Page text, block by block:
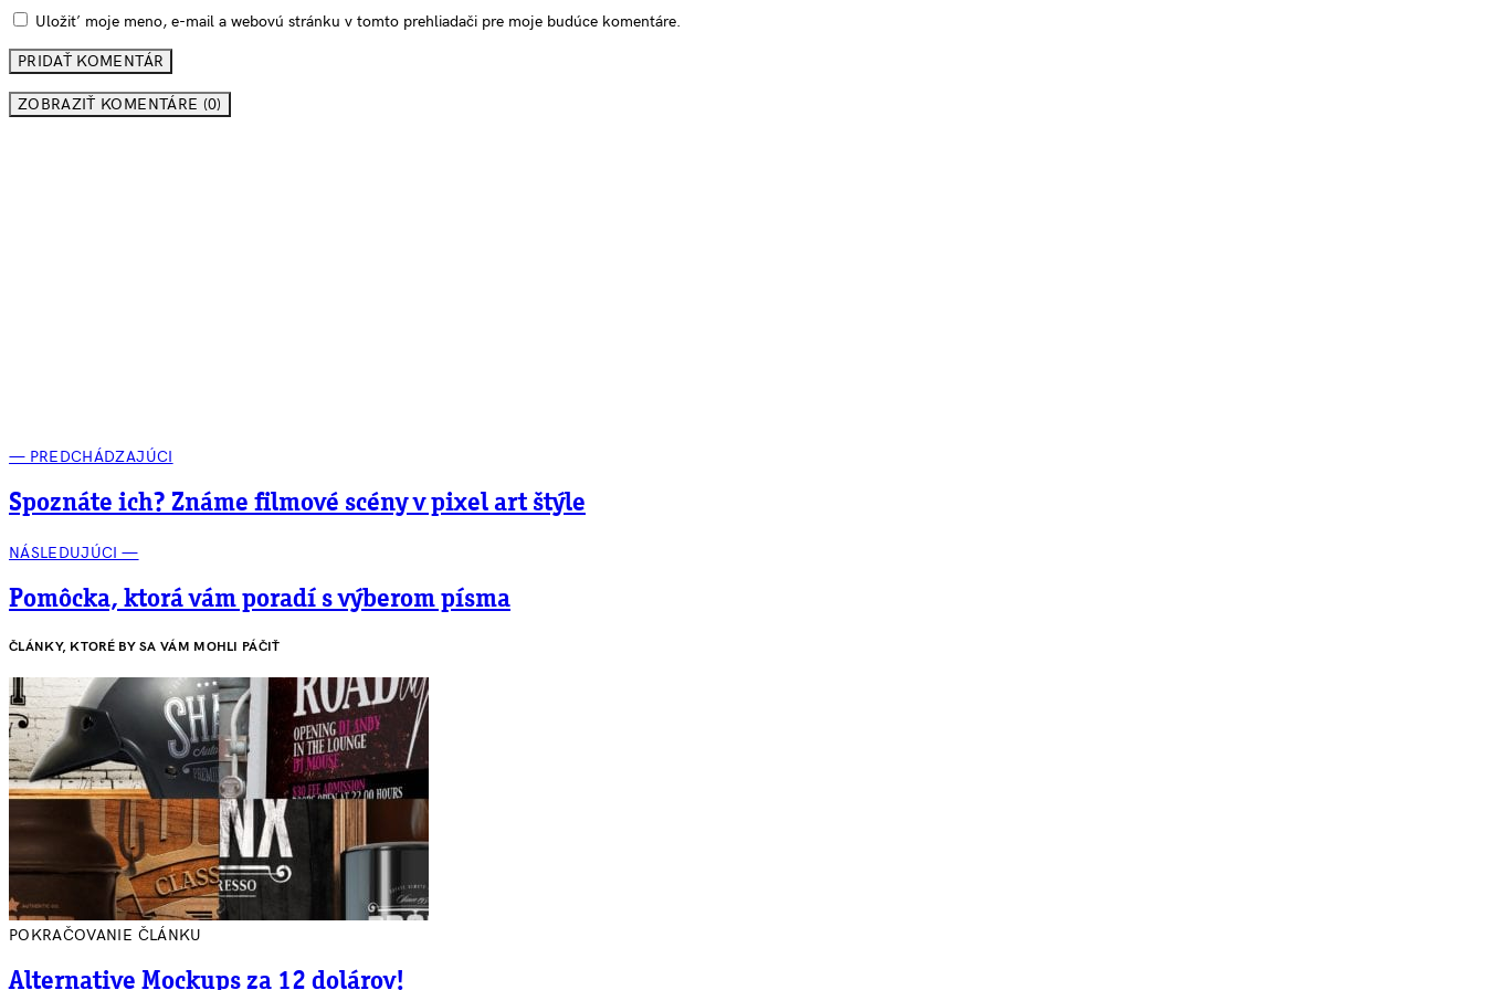
Uložiť moje meno, e-mail a webovú stránku v tomto prehliadači pre moje budúce komentáre.
ZOBRAZIŤ KOMENTÁRE (0)
— PREDCHÁDZAJÚCI
Spoznáte ich? Známe filmové scény v pixel art štýle
NÁSLEDUJÚCI —
Pomôcka, ktorá vám poradí s výberom písma
ČLÁNKY, KTORÉ BY SA VÁM MOHLI PÁČIŤ
POKRAČOVANIE ČLÁNKU
Alternative Mockups za 12 dolárov!